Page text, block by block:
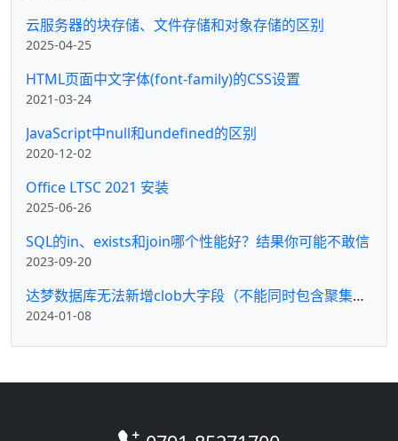
云服务器的块存储、文件存储和对象存储的区别
2025-04-25
HTML页面中文字体(font-family)的CSS设置
2021-03-24
JavaScript中null和undefined的区别
2020-12-02
Office LTSC 2021 安装
2025-06-26
SQL的in、exists和join哪个性能好？结果你可能不敢信
2023-09-20
达梦数据库无法新增clob大字段（不能同时包含聚集KEY和大字段）
2024-01-08